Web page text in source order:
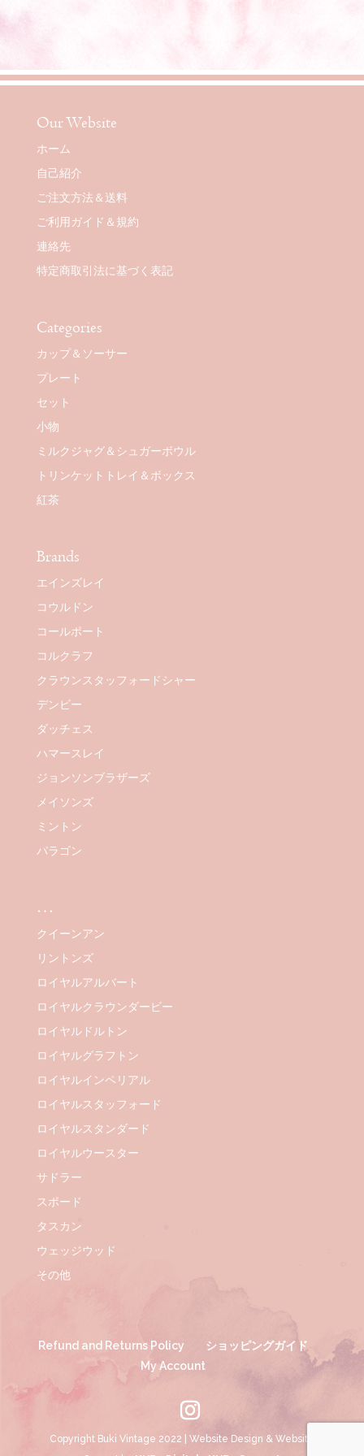
Our Website
ホーム
自己紹介
ご注文方法＆送料
ご利用ガイド＆規約
連絡先
特定商取引法に基づく表記
Categories
カップ＆ソーサー
プレート
セット
小物
ミルクジャグ＆シュガーボウル
トリンケットトレイ＆ボックス
紅茶
Brands
エインズレイ
コウルドン
コールポート
コルクラフ
クラウンスタッフォードシャー
デンビー
ダッチェス
ハマースレイ
ジョンソンブラザーズ
メイソンズ
ミントン
パラゴン
…
クイーンアン
リントンズ
ロイヤルアルバート
ロイヤルクラウンダービー
ロイヤルドルトン
ロイヤルグラフトン
ロイヤルインペリアル
ロイヤルスタッフォード
ロイヤルスタンダード
ロイヤルウースター
サドラー
スポード
タスカン
ウェッジウッド
その他
Refund and Returns Policy
ショッピングガイド
My Account
Copyright Buki Vintage 2022 | Website Design & Website